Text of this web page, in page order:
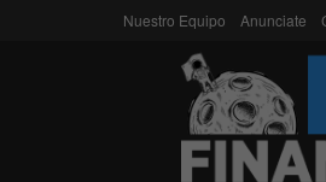
Nuestro Equipo Anunciate